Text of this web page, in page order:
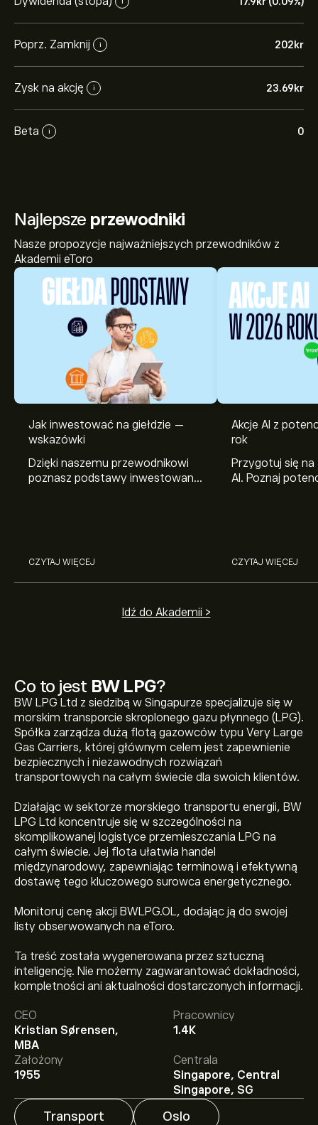
Poprz. Zamknij i 202‎kr‎
Zysk na akcję i 23.69‎kr‎
Beta i 0
Co to jest BW LPG?
BW LPG Ltd z siedzibą w Singapurze specjalizuje się w
morskim transporcie skroplonego gazu płynnego (LPG).
Spółka zarządza dużą flotą gazowców typu Very Large
Gas Carriers, której głównym celem jest zapewnienie
bezpiecznych i niezawodnych rozwiązań
transportowych na całym świecie dla swoich klientów.
Działając w sektorze morskiego transportu energii, BW
LPG Ltd koncentruje się w szczególności na
skomplikowanej logistyce przemieszczania LPG na
całym świecie. Jej flota ułatwia handel
międzynarodowy, zapewniając terminową i efektywną
dostawę tego kluczowego surowca energetycznego.
Monitoruj cenę akcji BWLPG.OL, dodając ją do swojej
listy obserwowanych na eToro.
Ta treść została wygenerowana przez sztuczną
inteligencję. Nie możemy zagwarantować dokładności,
kompletności ani aktualności dostarczonych informacji.
CEO
Kristian Sørensen,
MBA
Pracownicy
1.4K
Założony
1955
Centrala
Singapore, Central
Singapore, SG
Transport Oslo
Najlepsze przewodniki
Nasze propozycje najważniejszych przewodników z
Akademii eToro
Jak inwestować na giełdzie —
wskazówki
Dzięki naszemu przewodnikowi
poznasz podstawy inwestowania
CZYTAJ WIĘCEJ
Akcje AI z
rok
Przygotuj się
AI. Poznaj
CZYTAJ WIĘCEJ
Idź do Akademii >
Aktualna cena instrumentu: BWLPG.OL wynosi
202.00‎kr‎.
Średnia cena docelowa dla instrumentu: BW LPG
wynosi 202.00‎kr‎.
szczegółowe prognozy analityków i ceny docelowe.
Analitycy oferują prognozy dla instrumentu: BW LPG w
oparciu o trendy rynkowe, raporty finansowe i